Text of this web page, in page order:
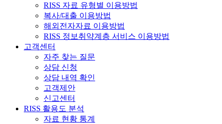
RISS 자료 유형별 이용방법
복사/대출 이용방법
해외전자자료 이용방법
RISS 정보취약계층 서비스 이용방법
고객센터
자주 찾는 질문
상담 신청
상담 내역 확인
고객제안
신고센터
RISS 활용도 분석
자료 현황 통계